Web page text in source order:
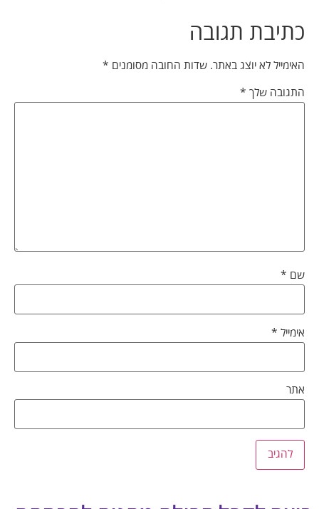
כתיבת תגובה
האימייל לא יוצג באתר. שדות החובה מסומנים *
התגובה שלך *
שם *
אימייל *
אתר